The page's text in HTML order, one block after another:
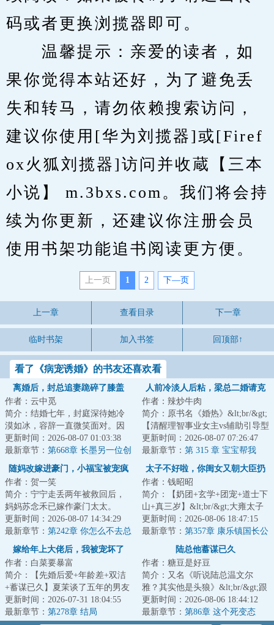
码或者更换浏揽器即可。
温馨提示：亲爱的读者，如
果你觉得本站还好，为了避免丢
失和转马，请勿依赖搜索访问，
建议你使用[华为刘揽器]或[Firef
ox火狐刘揽器]访问并收蔵【三本
小说】 m.3bxs.com。我们将会持
续为你更新，还建议你注册会员
使用书架功能追书阅读更方便。
上一页 1 2 下—页
上一章 查看目录 下一章
临时书架 加入书签 回顶部↑
看了《病宠诱婚》的书友还喜欢看
离婚后，封总追妻跪碎了膝盖
作者：云中觅
简介：结婚七年，封庭深待她冷
漠如冰，容辞一直微笑面对。因
为她深爱着他。也相信终有一
天，她能将他的心...
更新时间：2026-08-07 01:03:38
最新章节： 第668章 长墨另一位创
始人
人前冷淡人后粘，梁总二婚请克
作者：辣炒牛肉
简介：原书名《婚热》&lt;br/&gt;
【清醒理智事业女主vs辅助引导型
深情上位者+一见钟情】
&lt;br/&gt;陈曼...
更新时间：2026-08-07 07:26:47
最新章节： 第 315 章 宝宝帮我
随妈改嫁进豪门，小福宝被宠疯
作者：贺一笑
简介：宁宁走丢两年被救回后，
妈妈苏念禾已嫁作豪门太太。
&lt;br/&gt;然而这个豪门，是个运
势破败、千疮...
更新时间：2026-08-07 14:34:29
最新章节： 第242章 你怎么不去总
裁办上班？
太子不好啦，你闺女又朝大臣扔
作者：钱昭昭
简介：【奶团+玄学+团宠+道士下
山+真三岁】&lt;br/&gt;大雍太子
带回了一个专业哭丧的崽崽。
&lt;br/&gt;自...
更新时间：2026-08-06 18:47:15
最新章节： 第357章 康乐镇国长公
主，棠棠官又大啦～
嫁给年上大佬后，我被宠坏了
作者：白菜要暴富
简介：【先婚后爱+年龄差+双洁
+蓄谋已久】夏茉谈了五年的男友
出轨，捉奸在床。未成年闺蜜大
手一挥，找来...
更新时间：2026-07-31 18:04:55
最新章节： 第278章 结局
陆总他蓄谋已久
作者：糖豆是好豆
简介：又名《听说陆总温文尔
雅？其实他是头狼》&lt;br/&gt;跟
相恋四年的男友登记那天，姜然
不仅被放了鸽...
更新时间：2026-08-06 18:44:12
最新章节： 第86章 这个死变态